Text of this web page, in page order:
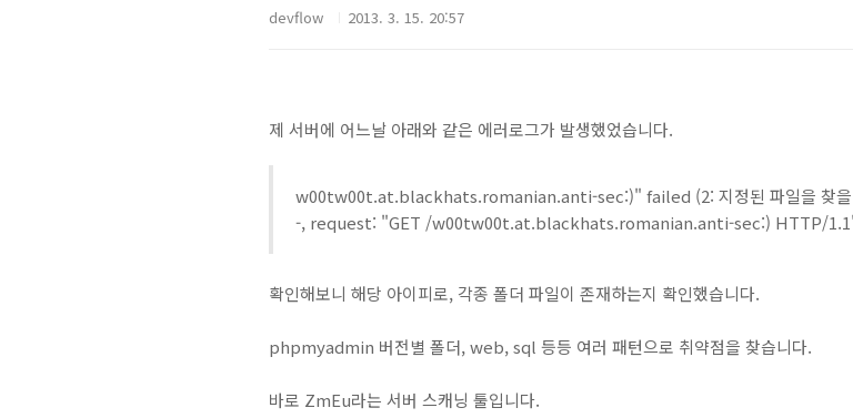
devflow 2013. 3. 15. 20:57
제 서버에 어느날 아래와 같은 에러로그가 발생했었습니다.
w00tw00t.at.blackhats.romanian.anti-sec:)" failed (2: 지정된 파일을 찾을
-, request: "GET /w00tw00t.at.blackhats.romanian.anti-sec:) HTTP/
확인해보니 해당 아이피로, 각종 폴더 파일이 존재하는지 확인했습니다.
phpmyadmin 버전별 폴더, web, sql 등등 여러 패턴으로 취약점을 찾습니다.
바로 ZmEu라는 서버 스캐닝 툴입니다.